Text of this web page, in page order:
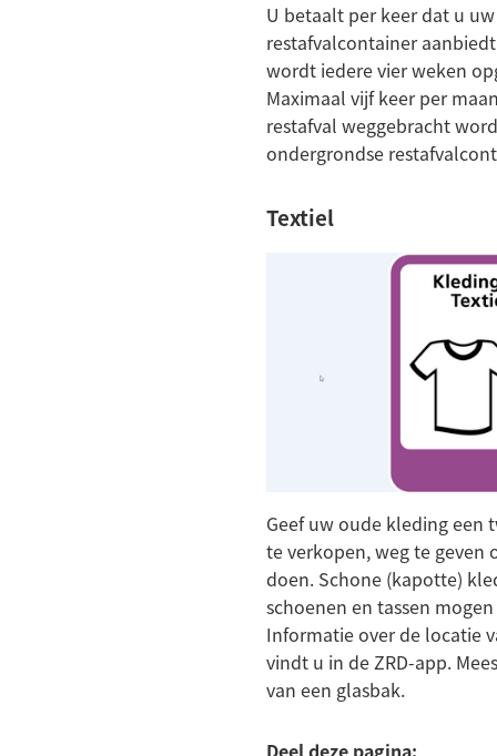
U betaalt per keer dat u
restafvalcontainer
wordt iedere vier weken
Maximaal vijf keer per
restafval weggebracht
ondergrondse
Textiel
Geef uw oude kleding een
te verkopen, weg te
doen. Schone (kapotte)
schoenen en tassen
Informatie over de locatie
vindt u in de ZRD-app.
van een glasbak.
Deel deze pagina: